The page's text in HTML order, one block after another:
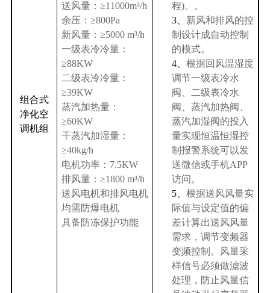
组合式
净化空
调机组
送风量：≥11000m³/h
余压：≥800Pa
新风量：≥5000 m³/h
一级表冷冷量：
≥88KW
二级表冷冷量：
≥39KW
蒸汽加热量：
≥60KW
干蒸汽加湿量：
≥40kg/h
电机功率： 7.5KW
排风量：≥1800 m³/h
送风电机和排风电机
均需防爆电机
具备防冻保护功能
程)。。
3、 新风和排风的控
制设计成自动控制
的模式。
4、 根据回风温湿度
调节一级表冷水
阀、二级表冷水
阀、蒸汽加热阀、
蒸汽加湿阀的投入
量实现恒温恒湿控
制报警系统可以发
送微信或手机APP
访问。
5、 根据送风风量实
际值与设定值的偏
差计算出送风风量
需求，调节变频器
变频控制。风量采
样信号必须做滤波
处理，防止风量信